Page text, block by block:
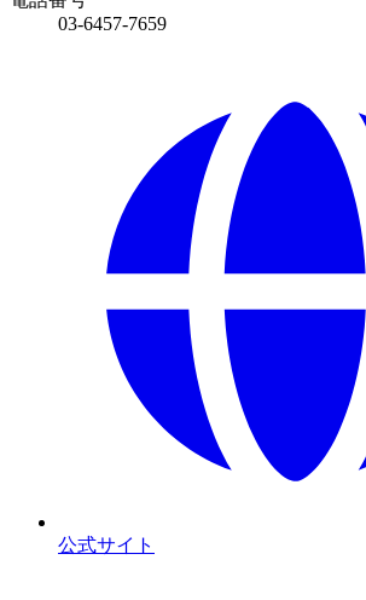
03-6457-7659
公式サイト